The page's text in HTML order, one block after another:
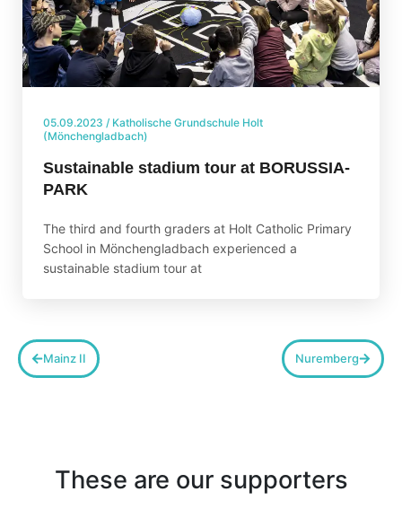
05.09.2023 / Katholische Grundschule Holt
(Mönchengladbach)
Sustainable stadium tour at BORUSSIA-
PARK
The third and fourth graders at Holt Catholic Primary
School in Mönchengladbach experienced a
sustainable stadium tour at
Mainz II Nuremberg
These are our supporters